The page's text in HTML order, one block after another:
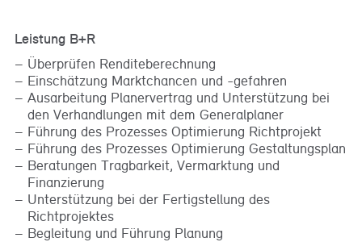
Leistung B+R
Überprüfen Renditeberechnung
Einschätzung Marktchancen und -gefahren
Ausarbeitung Planervertrag und Unterstützung bei
den Verhandlungen mit dem Generalplaner
Führung des Prozesses Optimierung Richtprojekt
Führung des Prozesses Optimierung Gestaltungsplan
Beratungen Tragbarkeit, Vermarktung und
Finanzierung
Unterstützung bei der Fertigstellung des
Richtprojektes
Begleitung und Führung Planung